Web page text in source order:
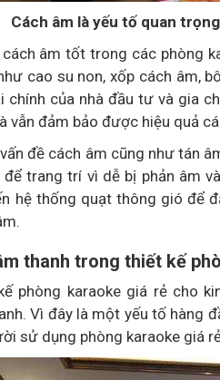
Cách âm là yếu tố quan
âm tốt trong các phòng
cao su non, xốp cách âm,
chính của nhà đầu tư và gia
vẫn đảm bảo được hiệu quả
đề cách âm cũng như tán
trang trí vì dễ bị phản âm
hệ thống quạt thông gió để
thanh trong thiết kế
phòng karaoke giá rẻ cho
Vì đây là một yếu tố hàng
sử dụng phòng karaoke giá